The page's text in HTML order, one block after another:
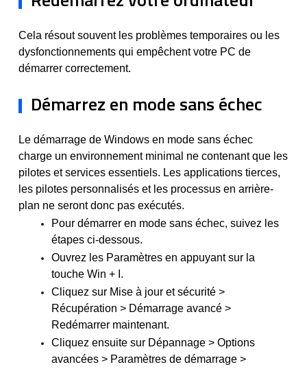
Cela résout souvent les problèmes temporaires ou les
dysfonctionnements qui empêchent votre PC de
démarrer correctement.
Démarrez en mode sans échec
Le démarrage de Windows en mode sans échec
charge un environnement minimal ne contenant que les
pilotes et services essentiels. Les applications tierces,
les pilotes personnalisés et les processus en arrière-
plan ne seront donc pas exécutés.
Pour démarrer en mode sans échec, suivez les
étapes ci-dessous.
Ouvrez les Paramètres en appuyant sur la
touche Win + I.
Cliquez sur Mise à jour et sécurité >
Récupération > Démarrage avancé >
Redémarrer maintenant.
Cliquez ensuite sur Dépannage > Options
avancées > Paramètres de démarrage >